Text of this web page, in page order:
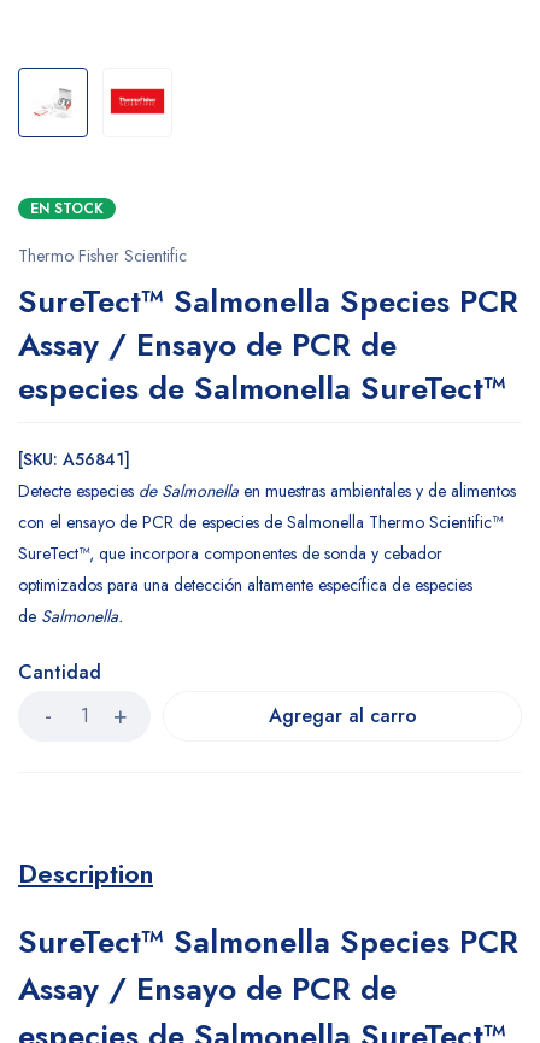
EN STOCK
Thermo Fisher Scientific
SureTect™ Salmonella Species PCR
Assay / Ensayo de PCR de
especies de Salmonella SureTect™
[SKU: A56841]
Detecte especies de Salmonella en muestras ambientales y de alimentos
con el ensayo de PCR de especies de Salmonella Thermo Scientific™
SureTect™, que incorpora componentes de sonda y cebador
optimizados para una detección altamente específica de especies
de Salmonella.
Cantidad
Agregar al carro
Description
SureTect™ Salmonella Species PCR
Assay / Ensayo de PCR de